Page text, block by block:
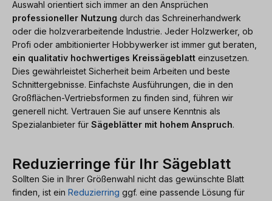
Auswahl orientiert sich immer an den Ansprüchen
professioneller Nutzung durch das Schreinerhandwerk
oder die holzverarbeitende Industrie. Jeder Holzwerker, ob
Profi oder ambitionierter Hobbywerker ist immer gut beraten,
ein qualitativ hochwertiges Kreissägeblatt einzusetzen.
Dies gewährleistet Sicherheit beim Arbeiten und beste
Schnittergebnisse. Einfachste Ausführungen, die in den
Großflächen-Vertriebsformen zu finden sind, führen wir
generell nicht. Vertrauen Sie auf unsere Kenntnis als
Spezialanbieter für Sägeblätter mit hohem Anspruch.
Reduzierringe für Ihr Sägeblatt
Sollten Sie in Ihrer Größenwahl nicht das gewünschte Blatt
finden, ist ein Reduzierring ggf. eine passende Lösung für